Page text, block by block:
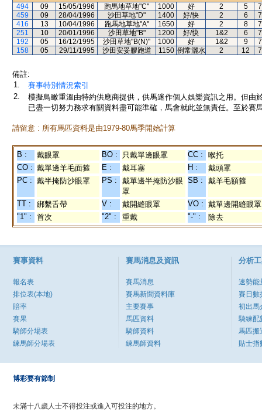
494
09 15/05/1996 跑馬地草地"C" 1000 好 2 5
459
09 28/04/1996 沙田草地"D" 1400 好/快 2 6
416
13 10/04/1996 跑馬地草地"A" 1650 好 2 8
251
10 20/01/1996 沙田草地"B" 1200 好/快 1&2 6
192
05 16/12/1995 沙田草地"B(N)" 1000 好 1&2 9
158
05 29/11/1995 沙田安妥膠跑道 1150 例常灑水 2 12
備註:
1.
賽事特別情況索引
2.
模擬鳥瞰重溫由特約供應商提供，供馬迷作個人娛樂資訊之用。但
已盡一切努力務求有關資料盡可能準確，馬會就此並無責任。至於賽
請留意 : 所有馬匹資料是由1979-80馬季開始計算
B : 戴眼罩 BO : 只戴單邊眼罩 CC :
喉托
CO : 戴單邊羊毛面箍 E : 戴耳塞 H :
戴頭罩
PC : 戴半掩防沙眼罩 PS :
戴單邊半掩防沙眼
罩
SB : 戴羊毛額箍
TT : 綁繫舌帶 V : 戴開縫眼罩 VO : 戴單邊開縫眼罩
"1" :
首次 "2" : 重戴 "-" : 除去
賽事資料
報名表
排位表(本地)
賠率
賽果
騎師分場表
練馬師分場表
賽馬消息及資訊
賽馬消息
賽馬新聞資料庫
主要賽事
馬匹資料
騎師資料
練馬師資料
分析
速勢能
賽日數
初出馬
騎練配
馬匹搬
貼士指
博彩要有節制
未滿十八歲人士不得投注或進入可投注的地方。